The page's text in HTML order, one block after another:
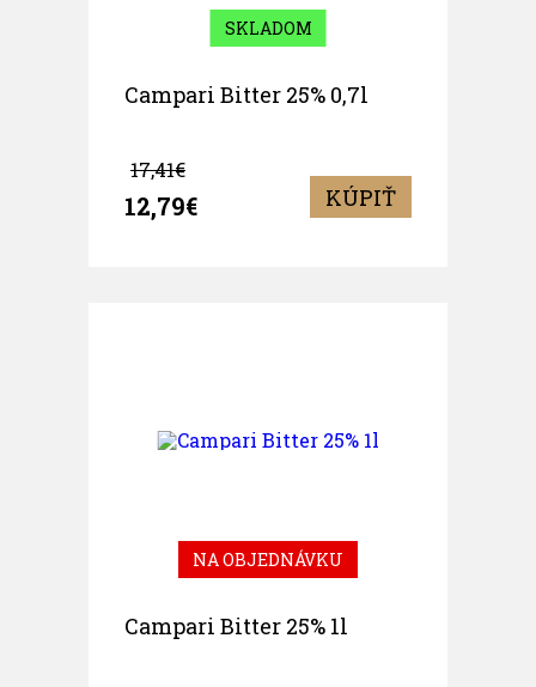
SKLADOM
Campari Bitter 25% 0,7l
17,41€
12,79€ KÚPIŤ
NA OBJEDNÁVKU
Campari Bitter 25% 1l